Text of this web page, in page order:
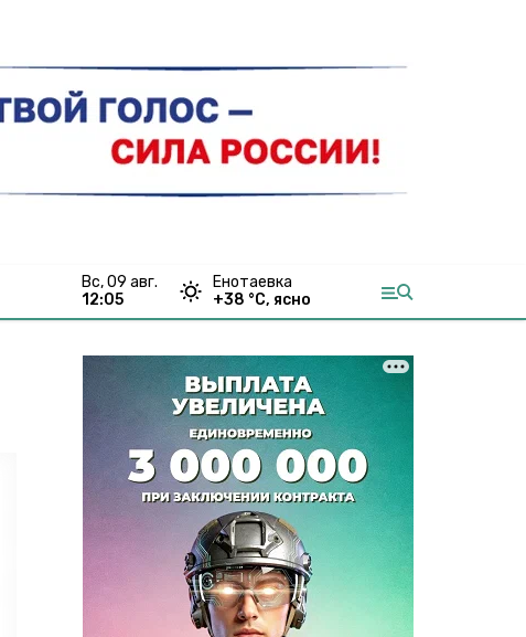
вс, 09 авг.
12:05
Енотаевка
+38 °С, ясно